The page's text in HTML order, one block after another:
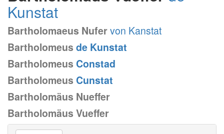
Kunstat
Bartholomaeus Nufervon Kanstat
Bartholomeus de Kunstat
Bartholomeus Constad
Bartholomeus Cunstat
Bartholomäus Nueffer
Bartholomäus Vueffer
Vai